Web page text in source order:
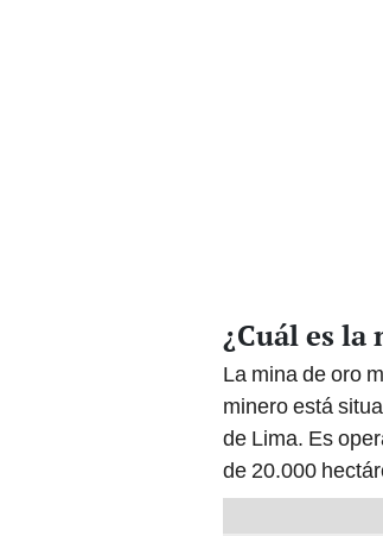
¿Cuál es la
La mina de oro
minero está
de Lima. Es
de 20.000